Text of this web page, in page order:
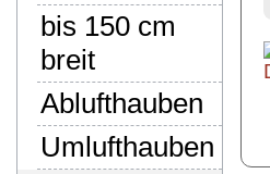
bis 150 cm
breit
Ablufthauben
Umlufthauben